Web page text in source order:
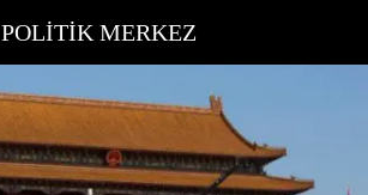
POLITIK MERKEZ